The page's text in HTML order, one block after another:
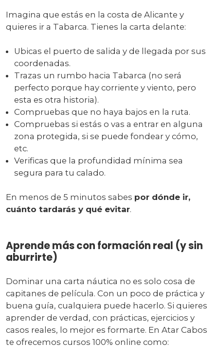
Imagina que estás en la costa de Alicante y
quieres ir a Tabarca. Tienes la carta delante:
Ubicas el puerto de salida y de llegada por sus
coordenadas.
Trazas un rumbo hacia Tabarca (no será
perfecto porque hay corriente y viento, pero
esta es otra historia).
Compruebas que no haya bajos en la ruta.
Compruebas si estás o vas a entrar en alguna
zona protegida, si se puede fondear y cómo,
etc.
Verificas que la profundidad mínima sea
segura para tu calado.
En menos de 5 minutos sabes por dónde ir,
cuánto tardarás y qué evitar.
Aprende más con formación real (y sin
aburrirte)
Dominar una carta náutica no es solo cosa de
capitanes de película. Con un poco de práctica y
buena guía, cualquiera puede hacerlo. Si quieres
aprender de verdad, con prácticas, ejercicios y
casos reales, lo mejor es formarte. En Atar Cabos
te ofrecemos cursos 100% online como: